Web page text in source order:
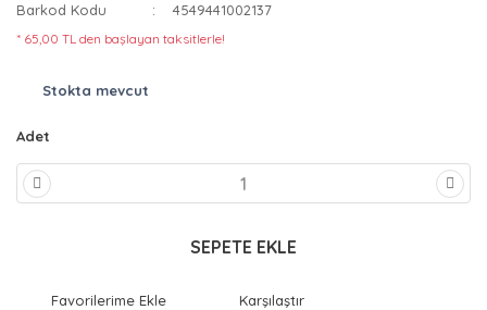
Barkod Kodu
4549441002137
* 65,00 TL den başlayan taksitlerle!
Stokta mevcut
Adet
SEPETE EKLE
Karşılaştır